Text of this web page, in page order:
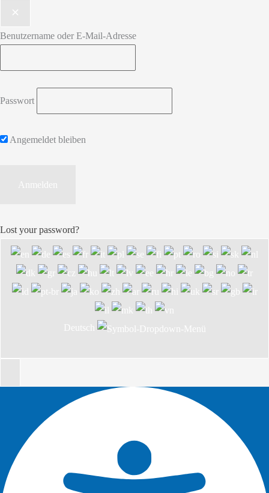
Benutzername oder E-Mail-Adresse
Passwort
Angemeldet bleiben
Lost your password?
Deutsch